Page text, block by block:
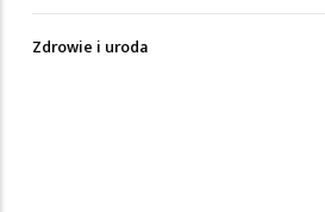
Zdrowie i uroda